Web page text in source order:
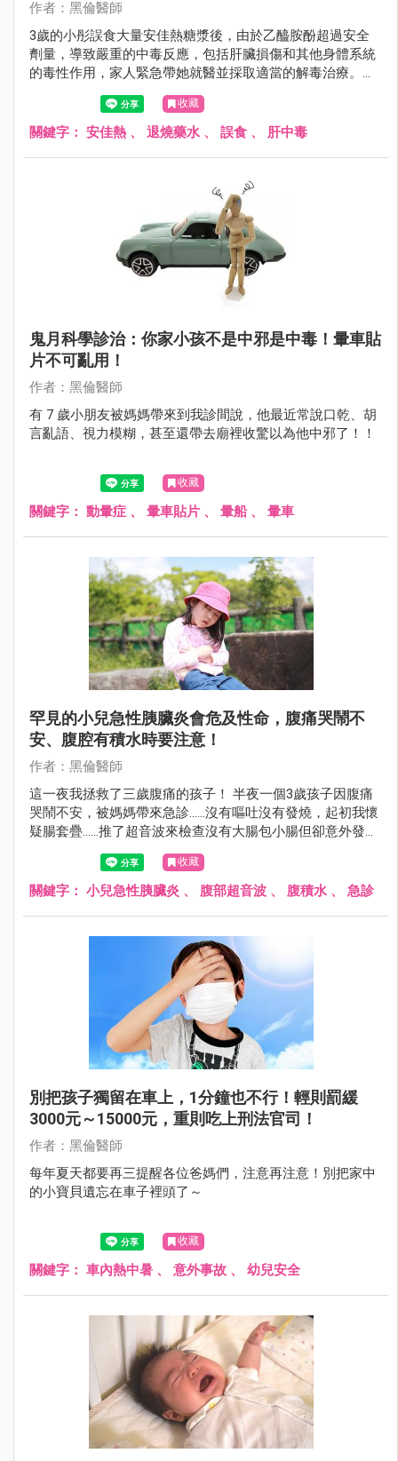
作者：黑倫醫師
3歲的小彤誤食大量安佳熱糖漿後，由於乙醯胺酚超過安全
劑量，導致嚴重的中毒反應，包括肝臟損傷和其他身體系統
的毒性作用，家人緊急帶她就醫並採取適當的解毒治療。家
中的藥品應該存放在孩子無法觸及的地方，以避免類似事件
收藏
關鍵字： 安佳熱 、 退燒藥水 、 誤食 、 肝中毒
鬼月科學診治：你家小孩不是中邪是中毒！暈車貼
片不可亂用！
作者：黑倫醫師
有 7 歲小朋友被媽媽帶來到我診間說，他最近常說口乾、胡
言亂語、視力模糊，甚至還帶去廟裡收驚以為他中邪了！！
收藏
關鍵字： 動暈症 、 暈車貼片 、 暈船、 暈車
罕見的小兒急性胰臟炎會危及性命，腹痛哭鬧不
安、腹腔有積水時要注意！
作者：黑倫醫師
這一夜我拯救了三歲腹痛的孩子！ 半夜一個3歲孩子因腹痛
哭鬧不安，被媽媽帶來急診……沒有嘔吐沒有發燒，起初我懷
疑腸套疊……推了超音波來檢查沒有大腸包小腸但卻意外發現
腹腔有腹水，非常不尋常所以我積極的幫孩子詳細的抽血檢
查！後來睡夢中接到一通電話，黑倫醫師快來孩子的脂肪酶
超過3000……
收藏
關鍵字： 小兒急性胰臟炎 、 腹部超音波 、 腹積水 、 急診
別把孩子獨留在車上，1分鐘也不行！輕則罰緩
3000元～15000元，重則吃上刑法官司！
作者：黑倫醫師
每年夏天都要再三提醒各位爸媽們，注意再注意！別把家中
的小寶貝遺忘在車子裡頭了～
收藏
關鍵字： 車內熱中暑 、 意外事故 、 幼兒安全